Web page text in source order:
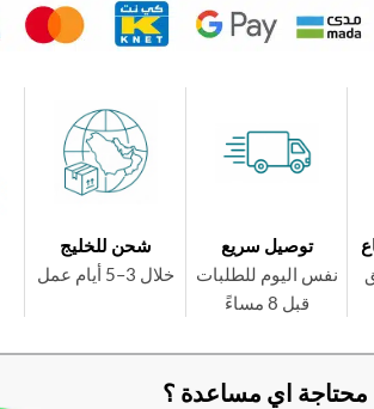
توصيل سريع
نفس اليوم للطلبات
قبل 8 مساءً
شحن للخليج
خلال 3–5 أيام عمل
محتاجة اي مساعدة ؟